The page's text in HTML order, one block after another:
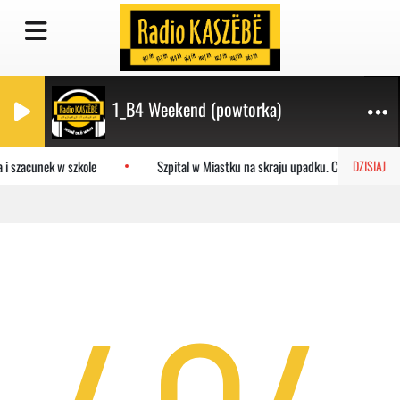
1_B4 Weekend (powtorka)
DZISIAJ
szacunek w szkole Szpital w Miastku na skraju upadku. Co czeka